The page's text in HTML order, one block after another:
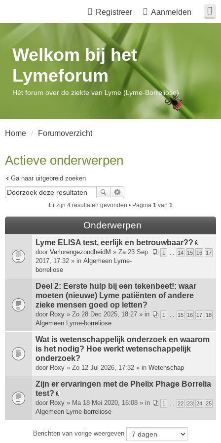
Aanmelden
Registreer
Welkom bij het
Lymeforum
Hét forum over de ziekte van Lyme (Lyme-Borreliose)
Home Forumoverzicht
Actieve onderwerpen
Ga naar uitgebreid zoeken
Er zijn 4 resultaten gevonden • Pagina 1 van 1
Onderwerpen
Lyme ELISA test, eerlijk en betrouwbaar??
B
i
(
n
1 … 14 15 16 17
door VerlorengezondheidM » Za 23 Sep
2017, 17:32 » in Algemeen Lyme-
borreliose
Deel 2: Eerste hulp bij een tekenbeet!: waar
moeten (nieuwe) Lyme patiënten of andere
zieke mensen goed op letten?
1 … 15 16 17 18
door Roxy » Zo 28 Dec 2025, 18:27 » in
Algemeen Lyme-borreliose
Wat is wetenschappelijk onderzoek en waarom
is het nodig? Hoe werkt wetenschappelijk
onderzoek?
door Roxy » Zo 12 Jul 2026, 17:32 » in Wetenschap
Zijn er ervaringen met de Phelix Phage Borrelia
test?
B
i
a
1 … 22 23 24 25
door Roxy » Ma 18 Mei 2020, 16:08 » in
Algemeen Lyme-borreliose
Berichten van vorige weergeven